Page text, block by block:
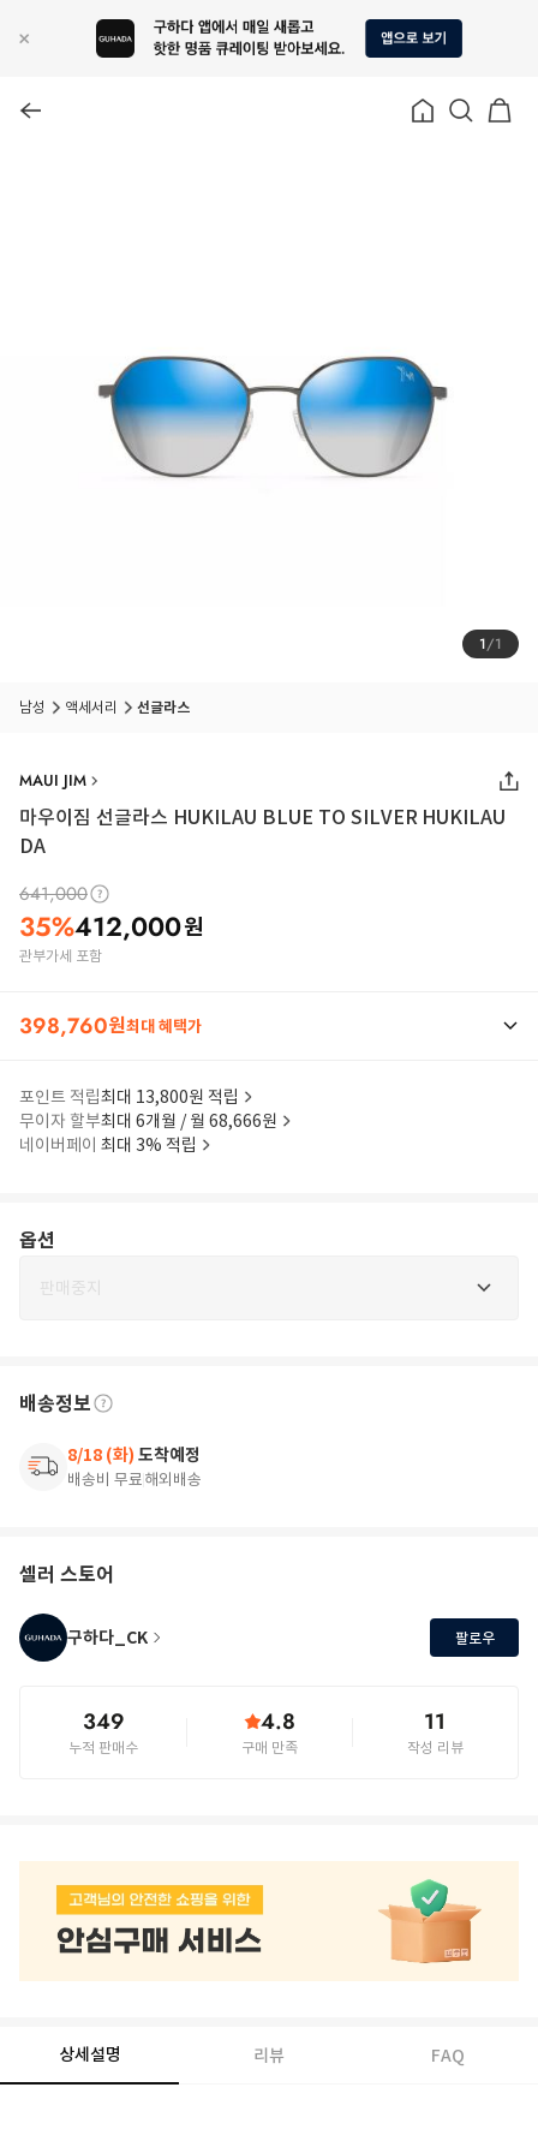
1/1
남성 액세서리 선글라스
MAUI JIM
마우이짐 선글라스 HUKILAU BLUE TO SILVER HUKILAU
DA
641,000
35%412,000원
관부가세 포함
398,760원최대 혜택가
포인트 적립최대 13,800원 적립
무이자 할부최대 6개월 / 월 68,666원
네이버페이 최대 3% 적립
옵션
판매중지
배송정보
8/18 (화) 도착예정
배송비 무료해외배송
셀러 스토어
구하다_CK 팔로우
349
누적 판매수
4.8
구매 만족
11
작성 리뷰
상세설명 리뷰 FAQ